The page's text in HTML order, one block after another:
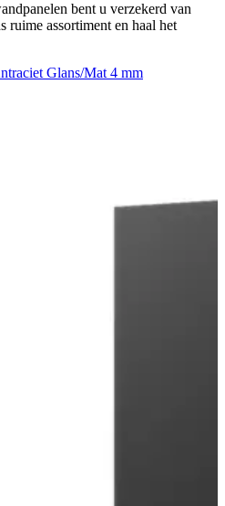
bent u verzekerd van
ruime assortiment en haal het
Glans/Mat 4 mm